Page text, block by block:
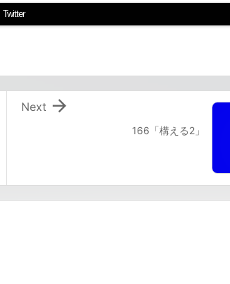
Twitter
166「構える2」

Next